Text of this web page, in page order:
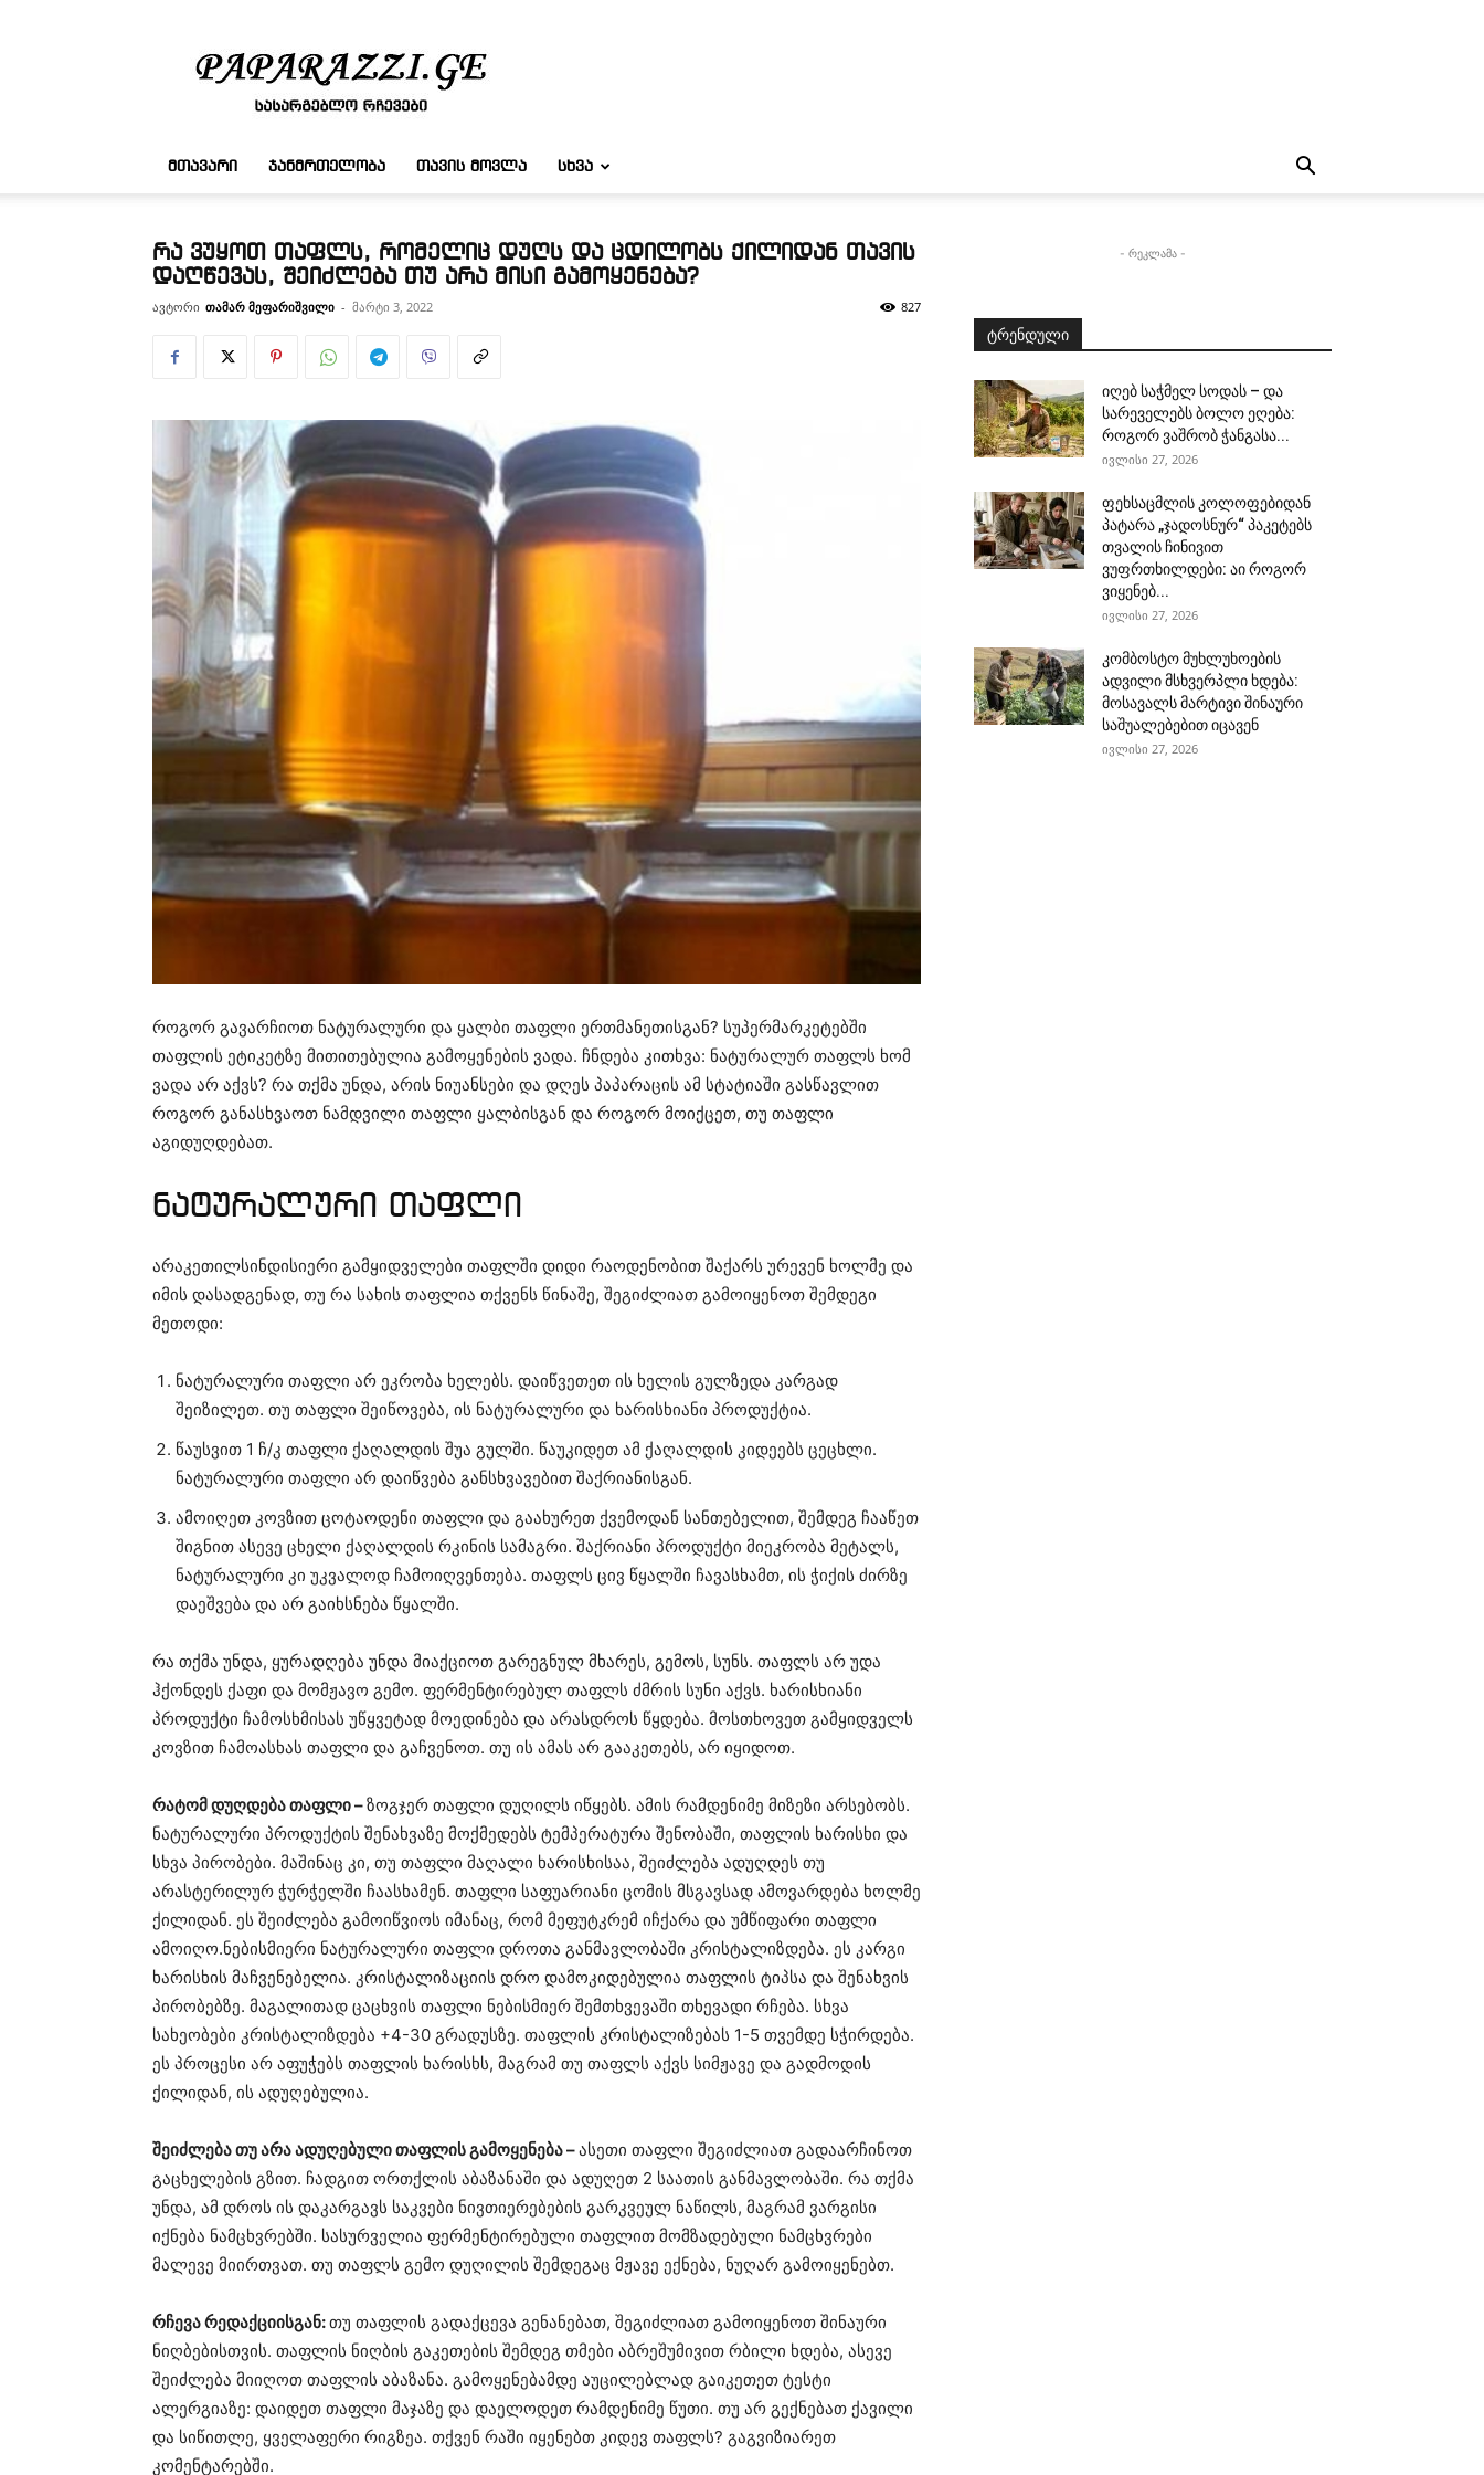
რჩევები
ᲛᲗᲐᲕᲐᲠᲘ ᲯᲐᲜᲛᲠᲗᲔᲚᲝᲑᲐ ᲗᲐᲕᲘᲡ ᲛᲝᲕᲚᲐ ᲡᲮᲕᲐ
რა ვუყოთ თაფლს, რომელიც დუღს და ცდილობს ქილიდან თავის
დაღწევას, შეიძლება თუ არა მისი გამოყენება?
ავტორი თამარ მეფარიშვილი - მარტი 3, 2022 827
როგორ გავარჩიოთ ნატურალური და ყალბი თაფლი ერთმანეთისგან? სუპერმარკეტებში
თაფლის ეტიკეტზე მითითებულია გამოყენების ვადა. ჩნდება კითხვა: ნატურალურ თაფლს ხომ
ვადა არ აქვს? რა თქმა უნდა, არის ნიუანსები და დღეს პაპარაცის ამ სტატიაში გასწავლით
როგორ განასხვაოთ ნამდვილი თაფლი ყალბისგან და როგორ მოიქცეთ, თუ თაფლი
აგიდუღდებათ.
ნატურალური თაფლი
არაკეთილსინდისიერი გამყიდველები თაფლში დიდი რაოდენობით შაქარს ურევენ ხოლმე და
იმის დასადგენად, თუ რა სახის თაფლია თქვენს წინაშე, შეგიძლიათ გამოიყენოთ შემდეგი
მეთოდი:
ნატურალური თაფლი არ ეკრობა ხელებს. დაიწვეთეთ ის ხელის გულზედა კარგად
შეიზილეთ. თუ თაფლი შეიწოვება, ის ნატურალური და ხარისხიანი პროდუქტია.
წაუსვით 1 ჩ/კ თაფლი ქაღალდის შუა გულში. წაუკიდეთ ამ ქაღალდის კიდეებს ცეცხლი.
ნატურალური თაფლი არ დაიწვება განსხვავებით შაქრიანისგან.
ამოიღეთ კოვზით ცოტაოდენი თაფლი და გაახურეთ ქვემოდან სანთებელით, შემდეგ ჩააწეთ
შიგნით ასევე ცხელი ქაღალდის რკინის სამაგრი. შაქრიანი პროდუქტი მიეკრობა მეტალს,
ნატურალური კი უკვალოდ ჩამოიღვენთება. თაფლს ცივ წყალში ჩავასხამთ, ის ჭიქის ძირზე
დაეშვება და არ გაიხსნება წყალში.
რა თქმა უნდა, ყურადღება უნდა მიაქციოთ გარეგნულ მხარეს, გემოს, სუნს. თაფლს არ უდა
ჰქონდეს ქაფი და მომჟავო გემო. ფერმენტირებულ თაფლს ძმრის სუნი აქვს. ხარისხიანი
პროდუქტი ჩამოსხმისას უწყვეტად მოედინება და არასდროს წყდება. მოსთხოვეთ გამყიდველს
კოვზით ჩამოასხას თაფლი და გაჩვენოთ. თუ ის ამას არ გააკეთებს, არ იყიდოთ.
რატომ დუღდება თაფლი –ზოგჯერ თაფლი დუღილს იწყებს. ამის რამდენიმე მიზეზი არსებობს.
ნატურალური პროდუქტის შენახვაზე მოქმედებს ტემპერატურა შენობაში, თაფლის ხარისხი და
სხვა პირობები. მაშინაც კი, თუ თაფლი მაღალი ხარისხისაა, შეიძლება ადუღდეს თუ
არასტერილურ ჭურჭელში ჩაასხამენ. თაფლი საფუარიანი ცომის მსგავსად ამოვარდება ხოლმე
ქილიდან. ეს შეიძლება გამოიწვიოს იმანაც, რომ მეფუტკრემ იჩქარა და უმწიფარი თაფლი
ამოიღო.ნებისმიერი ნატურალური თაფლი დროთა განმავლობაში კრისტალიზდება. ეს კარგი
ხარისხის მაჩვენებელია. კრისტალიზაციის დრო დამოკიდებულია თაფლის ტიპსა და შენახვის
პირობებზე. მაგალითად ცაცხვის თაფლი ნებისმიერ შემთხვევაში თხევადი რჩება. სხვა
სახეობები კრისტალიზდება +4-30 გრადუსზე. თაფლის კრისტალიზებას 1-5 თვემდე სჭირდება.
ეს პროცესი არ აფუჭებს თაფლის ხარისხს, მაგრამ თუ თაფლს აქვს სიმჟავე და გადმოდის
ქილიდან, ის ადუღებულია.
შეიძლება თუ არა ადუღებული თაფლის გამოყენება –ასეთი თაფლი შეგიძლიათ გადაარჩინოთ
გაცხელების გზით. ჩადგით ორთქლის აბაზანაში და ადუღეთ 2 საათის განმავლობაში. რა თქმა
უნდა, ამ დროს ის დაკარგავს საკვები ნივთიერებების გარკვეულ ნაწილს, მაგრამ ვარგისი
იქნება ნამცხვრებში. სასურველია ფერმენტირებული თაფლით მომზადებული ნამცხვრები
მალევე მიირთვათ. თუ თაფლს გემო დუღილის შემდეგაც მჟავე ექნება, ნუღარ გამოიყენებთ.
რჩევა რედაქციისგან:თუ თაფლის გადაქცევა გენანებათ, შეგიძლიათ გამოიყენოთ შინაური
ნიღბებისთვის. თაფლის ნიღბის გაკეთების შემდეგ თმები აბრეშუმივით რბილი ხდება, ასევე
შეიძლება მიიღოთ თაფლის აბაზანა. გამოყენებამდე აუცილებლად გაიკეთეთ ტესტი
ალერგიაზე: დაიდეთ თაფლი მაჯაზე და დაელოდეთ რამდენიმე წუთი. თუ არ გექნებათ ქავილი
და სიწითლე, ყველაფერი რიგზეა. თქვენ რაში იყენებთ კიდევ თაფლს? გაგვიზიარეთ
კომენტარებში.
- რეკლამა -
ტრენდული
იღებ საჭმელ სოდას – და
სარეველებს ბოლო ეღება:
როგორ ვაშრობ ჭანგასა...
ივლისი 27, 2026
ფეხსაცმლის კოლოფებიდან
პატარა „ჯადოსნურ“ პაკეტებს
თვალის ჩინივით
ვუფრთხილდები: აი როგორ
ვიყენებ...
ივლისი 27, 2026
კომბოსტო მუხლუხოების
ადვილი მსხვერპლი ხდება:
მოსავალს მარტივი შინაური
საშუალებებით იცავენ
ივლისი 27, 2026